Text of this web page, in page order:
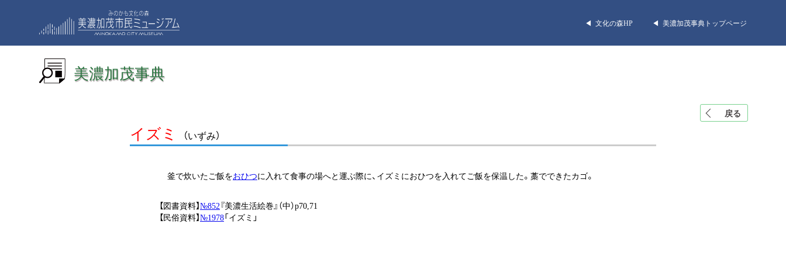
◀︎ 文化の森HP ◀︎ 美濃加茂事典トップページ
美濃加茂事典
戻る
イズミ （いずみ）
釜で炊いたご飯をおひつに入れて食事の場へと運ぶ際に、イズミにおひつを入れてご飯を保温した。藁でできたカゴ。
【図書資料】№852『美濃生活絵巻』（中）p70,71
【民俗資料】№1978「イズミ」